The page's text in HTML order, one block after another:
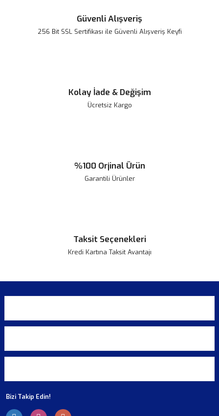
Güvenli Alışveriş
256 Bit SSL Sertifikası ile Güvenli Alışveriş Keyfi
Kolay İade & Değişim
Ücretsiz Kargo
%100 Orjinal Ürün
Garantili Ürünler
Taksit Seçenekleri
Kredi Kartına Taksit Avantajı
Bizi Takip Edin!